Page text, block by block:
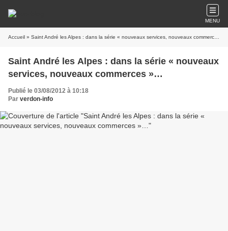
MENU
Accueil » Saint André les Alpes : dans la série « nouveaux services, nouveaux commerces »…
Saint André les Alpes : dans la série « nouveaux
services, nouveaux commerces »…
Publié le 03/08/2012 à 10:18
Par verdon-info